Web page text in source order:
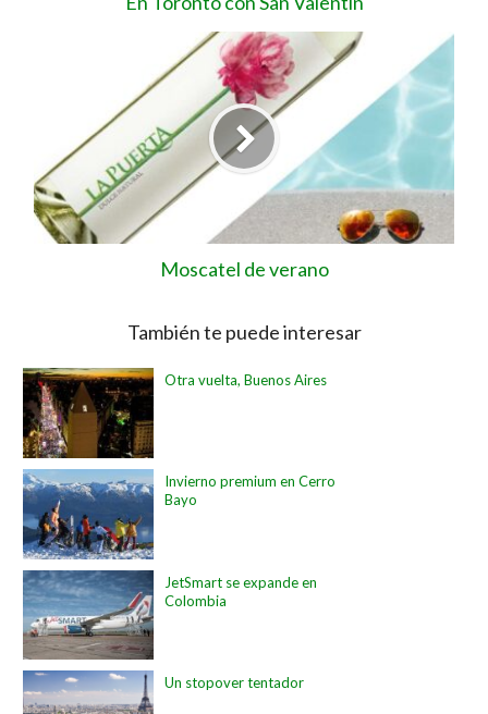
Moscatel de verano
También te puede interesar
Otra vuelta, Buenos Aires
Invierno premium en Cerro
Bayo
JetSmart se expande en
Colombia
Un stopover tentador